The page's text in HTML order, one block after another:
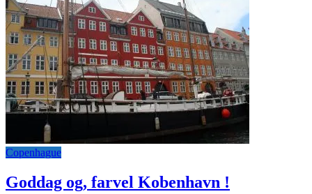
Copenhague
Goddag og, farvel Kobenhavn !